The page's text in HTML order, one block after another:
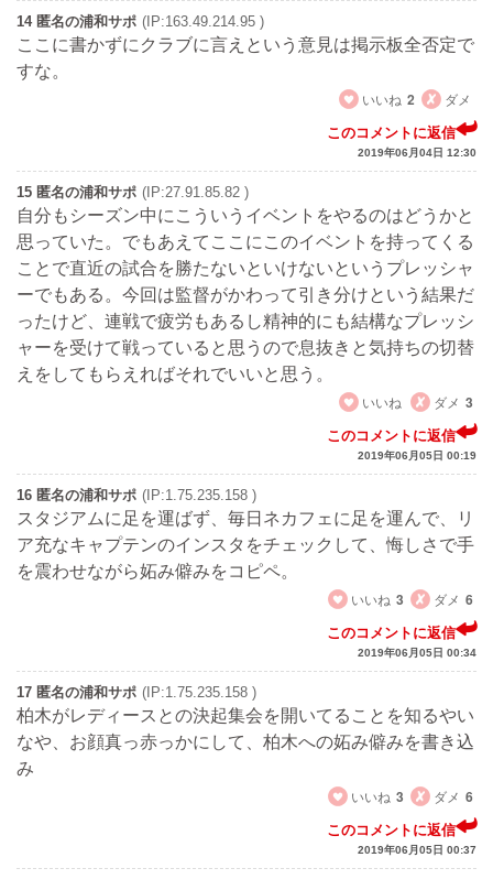
14 匿名の浦和サポ (IP:163.49.214.95 )
ここに書かずにクラブに言えという意見は掲示板全否定で
すな。
いいね 2 ダメ
このコメントに返信
2019年06月04日 12:30
15 匿名の浦和サポ (IP:27.91.85.82 )
自分もシーズン中にこういうイベントをやるのはどうかと
思っていた。でもあえてここにこのイベントを持ってくる
ことで直近の試合を勝たないといけないというプレッシャ
ーでもある。今回は監督がかわって引き分けという結果だ
ったけど、連戦で疲労もあるし精神的にも結構なプレッシ
ャーを受けて戦っていると思うので息抜きと気持ちの切替
えをしてもらえればそれでいいと思う。
いいね
ダメ 3
このコメントに返信
2019年06月05日 00:19
16 匿名の浦和サポ (IP:1.75.235.158 )
スタジアムに足を運ばず、毎日ネカフェに足を運んで、リ
ア充なキャプテンのインスタをチェックして、悔しさで手
を震わせながら妬み僻みをコピペ。
いいね 3 ダメ 6
このコメントに返信
2019年06月05日 00:34
17 匿名の浦和サポ (IP:1.75.235.158 )
柏木がレディースとの決起集会を開いてることを知るやい
なや、お顔真っ赤っかにして、柏木への妬み僻みを書き込
み
いいね 3 ダメ 6
このコメントに返信
2019年06月05日 00:37